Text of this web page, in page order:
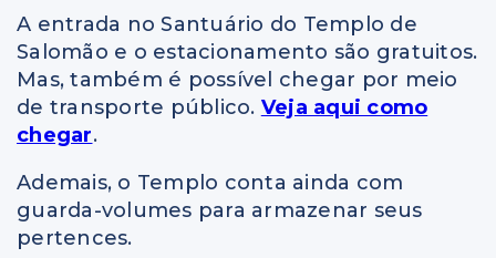
A entrada no Santuário do Templo de
Salomão e o estacionamento são gratuitos.
Mas, também é possível chegar por meio
de transporte público. Veja aqui como
chegar.
Ademais, o Templo conta ainda com
guarda-volumes para armazenar seus
pertences.